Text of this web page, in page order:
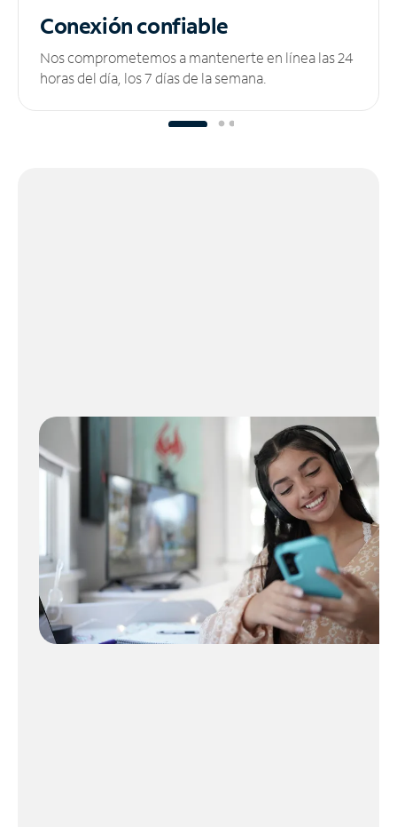
Conexión confiable
Nos comprometemos a mantenerte en línea las 24
horas del día, los 7 días de la semana.